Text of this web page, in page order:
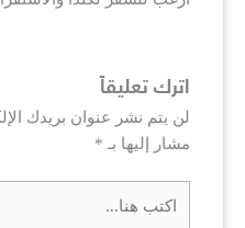
اترك تعليقاً
لن يتم نشر عنوان بريدك
مشار إليها بـ *